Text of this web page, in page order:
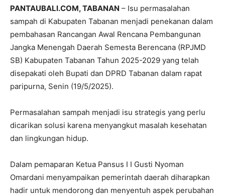
PANTAUBALI.COM, TABANAN – Isu permasalahan
sampah di Kabupaten Tabanan menjadi penekanan dalam
pembahasan Rancangan Awal Rencana Pembangunan
Jangka Menengah Daerah Semesta Berencana (RPJMD
SB) Kabupaten Tabanan Tahun 2025-2029 yang telah
disepakati oleh Bupati dan DPRD Tabanan dalam rapat
paripurna, Senin (19/5/2025).
Permasalahan sampah menjadi isu strategis yang perlu
dicarikan solusi karena menyangkut masalah kesehatan
dan lingkungan hidup.
Dalam pemaparan Ketua Pansus I I Gusti Nyoman
Omardani menyampaikan pemerintah daerah diharapkan
hadir untuk mendorong dan menyentuh aspek perubahan